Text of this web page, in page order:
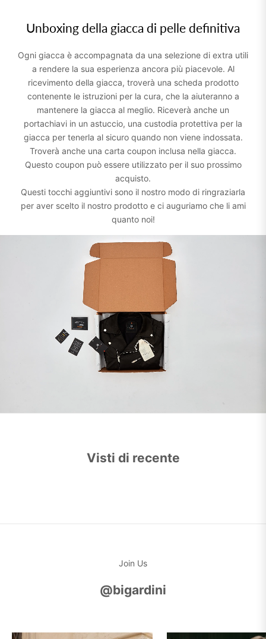
Unboxing della giacca di pelle definitiva
Ogni giacca è accompagnata da una selezione di extra utili
a rendere la sua esperienza ancora più piacevole. Al
ricevimento della giacca, troverà una scheda prodotto
contenente le istruzioni per la cura, che la aiuteranno a
mantenere la giacca al meglio. Riceverà anche un
portachiavi in un astuccio, una custodia protettiva per la
giacca per tenerla al sicuro quando non viene indossata.
Troverà anche una carta coupon inclusa nella giacca.
Questo coupon può essere utilizzato per il suo prossimo
acquisto.
Questi tocchi aggiuntivi sono il nostro modo di ringraziarla
per aver scelto il nostro prodotto e ci auguriamo che li ami
quanto noi!
Visti di recente
Join Us
@bigardini